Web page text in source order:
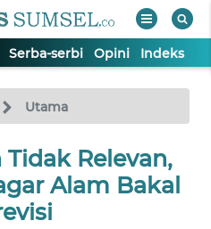
Serba-serbi Opini Indeks
Utama
Relevan,
Alam Bakal